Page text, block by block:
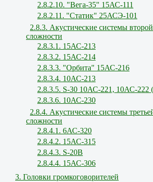
2.8.2.10. "Вега-35" 15АС-111
2.8.2.11. "Статик" 25АСЭ-101
2.8.3. Акустические системы
сложности
2.8.3.1. 15АС-213
2.8.3.2. 15АС-214
2.8.3.3. "Орбита" 15АС-216
2.8.3.4. 10АС-213
2.8.3.5. S-30 10АС-221, 10АС-222
2.8.3.6. 10АС-230
2.8.4. Акустические системы
сложности
2.8.4.1. 6АС-320
2.8.4.2. 15АС-315
2.8.4.3. S-20B
2.8.4.4. 15АС-306
3. Головки громкоговорителей